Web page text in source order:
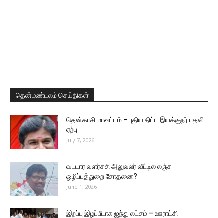
தென்மண்டலம் செய்திகள்
தென்காசி மாவட்டம் – புதிய திட்ட இயக்குநர் பதவி
ஏற்பு
July 7, 2026
வட்டார வளர்ச்சி அலுவலர் வீட்டில் லஞ்ச
ஒழிப்புத்துறை சோதனை?
June 1, 2026
இறப்பு இழப்பீடாக ஐந்து லட்சம் – ஊராட்சி